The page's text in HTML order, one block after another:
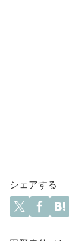
シェアする